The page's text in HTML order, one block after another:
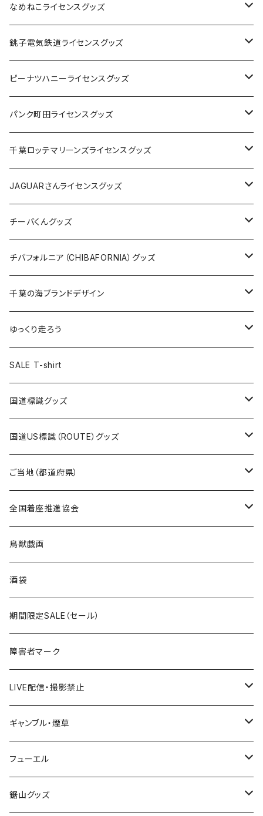
なめねこライセンスグッズ
Tシャツ
キャップ
ステッカー
缶バッジ
ホテルキーホルダー
銚子電気鉄道ライセンスグッズ
ステッカー
缶バッジ
アクリルキーホルダー
ホテルキーホルダー
クリアファイル
Tシャツ
キャップ
トートバッグ
ランチバッグ
エコバッグ
ピーナツハニーライセンスグッズ
Tシャツ
キャップ
バッグ
ステッカー
缶バッジ
キーホルダー
クリアファイル
パンク町田ライセンスグッズ
Tシャツ
キャップ
バッグ
ステッカー
缶バッジ
キーホルダー
クリアファイル
千葉ロッテマリーンズライセンスグッズ
ステッカー
ステッカー
ステッカー大
缶バッジ
缶バッジ32mm
缶バッジ54mm
エコバッグ
JAGUARさんコラボグッズ
Tシャツ
ステッカー
サコッシュ
ホテルキーホルダー
モーテルキーホルダー
トートバッグ
JAGUARさんライセンスグッズ
Tシャツ
ステッカー
缶バッジ
クリアファイル
マスク
エコバッグ
千葉ロッテマリーンズコラボ
チーバくんグッズ
Tシャツ
キャップ
エコバッグ
ステッカー
モーテルキーホルダー
ホテルキーホルダー
トートバッグ
チバフォルニア（CHIBAFORNIA）グッズ
Tシャツ
キャップ
ステッカー
ホテルキーホルダー
千葉の海ブランドデザイン
Tシャツ
キャップ
ステッカー
ゆっくり走ろう
Tシャツ
ステッカー
ホテルキーホルダー
SALE T-shirt
国道標識グッズ
ステッカー
国道0～99号線
国道100～199号線
国道600～699号線
国道700～799号線
Tシャツ
キャップ
国道US標識（ROUTE）グッズ
ステッカー
ROUTE 0～99号線
ROUTE100～199号線
ROUTE600～699号線
ROUTE700～799号線
Tシャツ
ROUTE 0～99号線
ROUTE 100～199号線
ROUTE 600～699号線
ROUTE 700～799号線
キャップ
ROUTE 0～99号線
ROUTE 100～199号線
ROUTE 600～699号線
ROUTE 700～799号線
ご当地（都道府県）
北海道
青森県
岩手県
宮城県
秋田県
Tシャツ
ステッカー
山形県
福島県
茨城県
栃木県
全国着座推進協会
ステッカー
鳥獣戯画
酒袋
期間限定SALE（セール）
障害者マーク
LIVE配信・撮影禁止
LIVE配信禁止
撮影禁止
ギャンブル・煙草
ホテルキーホルダー
たばこ・禁煙ステッカー
フューエル
ステッカー
鋸山グッズ